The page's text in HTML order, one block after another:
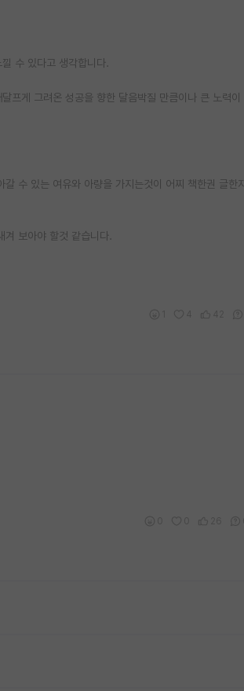
수 있다고 생각합니다.
프게 그려온 성공을 향한 달음박질 만큼이나 큰 노력이
수 있는 여유와 아량을 가지는것이 어찌 책한권 글한
보아야 할것 같습니다.